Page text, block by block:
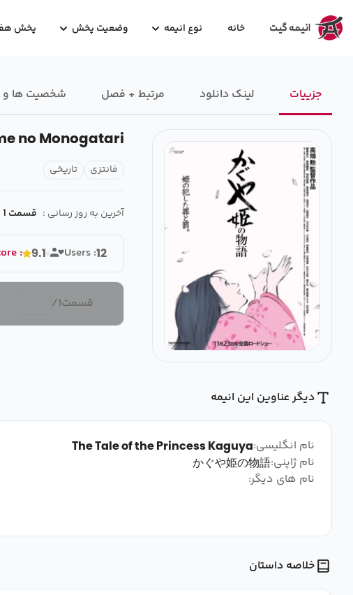
خانه نوع انیمه وضعیت پخش پخش
جزییات لینک دانلود مرتبط + فصل شخصیت ها و
no Monogatari
فانتزی تاریخی
آخرین به روز رسانی : قسمت 1
: 9.1 Users :12
قسمت1
/
دیگر عناوین این انیمه
نام انگلیسی:The Tale of the Princess Kaguya
نام ژاپنی:かぐや姫の物語
نام های دیگر:
خلاصه داستان